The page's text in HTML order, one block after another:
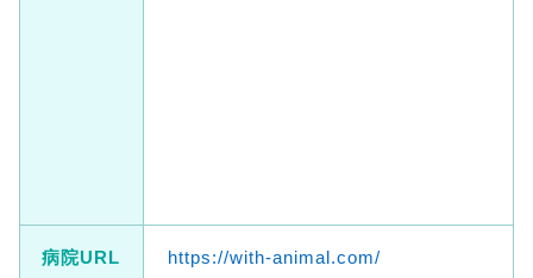
病院URL https://with-animal.com/